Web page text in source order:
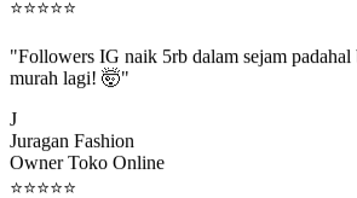
murah lagi! 🤯"
Juragan Fashion
Owner Toko Online
⭐⭐⭐⭐⭐